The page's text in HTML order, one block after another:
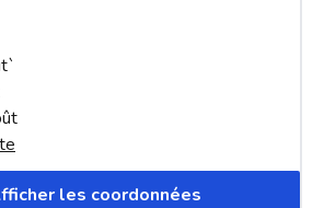
les coordonnées